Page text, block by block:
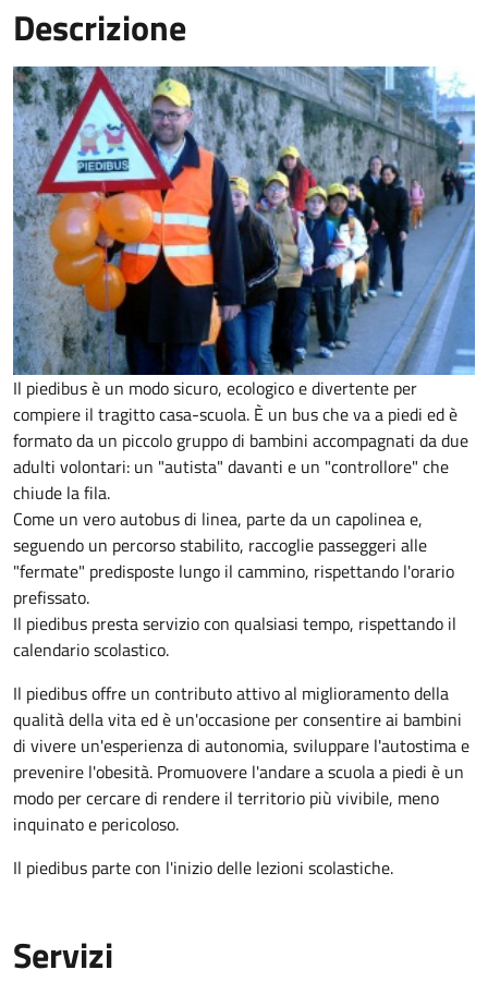
Descrizione
Il piedibus è un modo sicuro, ecologico e divertente per
compiere il tragitto casa-scuola. È un bus che va a piedi ed è
formato da un piccolo gruppo di bambini accompagnati da due
adulti volontari: un "autista" davanti e un "controllore" che
chiude la fila.
Come un vero autobus di linea, parte da un capolinea e,
seguendo un percorso stabilito, raccoglie passeggeri alle
"fermate" predisposte lungo il cammino, rispettando l'orario
prefissato.
Il piedibus presta servizio con qualsiasi tempo, rispettando il
calendario scolastico.
Il piedibus offre un contributo attivo al miglioramento della
qualità della vita ed è un'occasione per consentire ai bambini
di vivere un'esperienza di autonomia, sviluppare l'autostima e
prevenire l'obesità. Promuovere l'andare a scuola a piedi è un
modo per cercare di rendere il territorio più vivibile, meno
inquinato e pericoloso.
Il piedibus parte con l'inizio delle lezioni scolastiche.
Servizi